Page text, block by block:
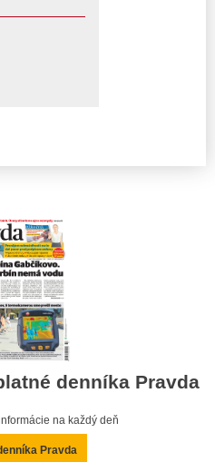
denníka Pravda
na každý deň
Pravda